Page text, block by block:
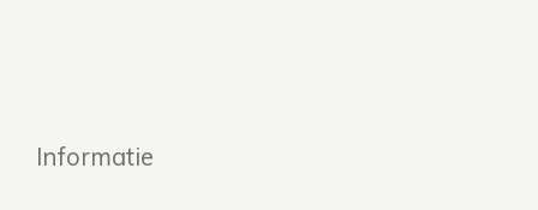
Informatie